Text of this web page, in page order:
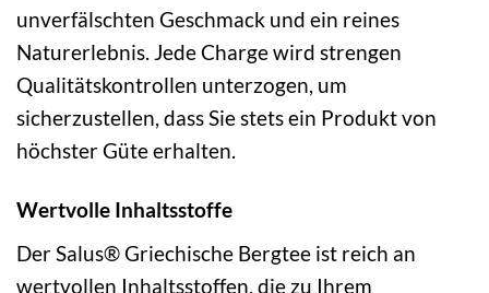
unverfälschten Geschmack und ein reines
Naturerlebnis. Jede Charge wird strengen
Qualitätskontrollen unterzogen, um
sicherzustellen, dass Sie stets ein Produkt von
höchster Güte erhalten.
Wertvolle Inhaltsstoffe
Der Salus® Griechische Bergtee ist reich an
wertvollen Inhaltsstoffen, die zu Ihrem